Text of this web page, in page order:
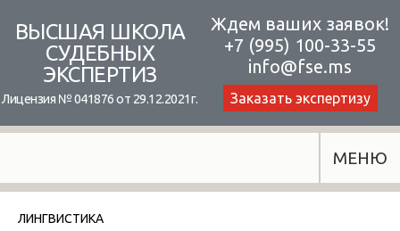
content
ВЫСШАЯ ШКОЛА
СУДЕБНЫХ
ЭКСПЕРТИЗ
Лицензия № 041876 от 29.12.2021г.
Ждем ваших заявок!
+7 (995) 100-33-55
info@fse.ms
Заказать экспертизу
МЕНЮ
ЛИНГВИСТИКА